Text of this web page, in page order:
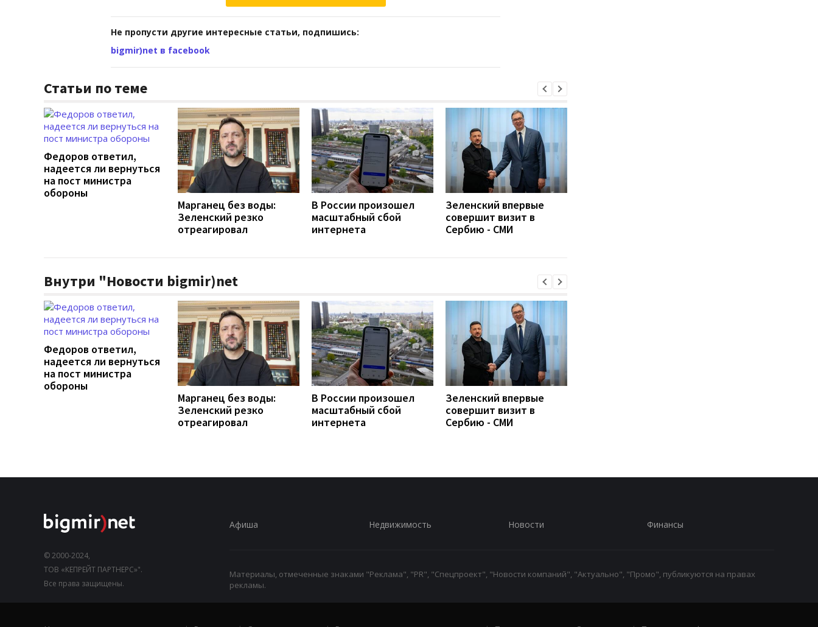
Не пропусти другие интересные статьи, подпишись:
bigmir)net в facebook
Статьи по теме
Федоров ответил,
надеется ли вернуться
на пост министра
обороны
Марганец без воды:
Зеленский резко
отреагировал
В России произошел
масштабный сбой
интернета
Зеленский впервые
совершит визит в
Сербию - СМИ
Внутри "Новости bigmir)net
Федоров ответил,
надеется ли вернуться
на пост министра
обороны
Марганец без воды:
Зеленский резко
отреагировал
В России произошел
масштабный сбой
интернета
Зеленский впервые
совершит визит в
Сербию - СМИ
© 2000-2024,
ТОВ «КЕПРЕЙТ ПАРТНЕРС»".
Все права защищены.
Афиша Недвижимость Новости Финансы
Материалы, отмеченные знаками "Реклама", "PR", "Спецпроект", "Новости компаний", "Актуально", "Промо", публикуются на правах
рекламы.